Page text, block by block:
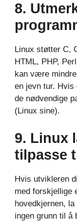
8.
Linux støtter C,
HTML, PHP,
kan være
en jevn tur. Hvis
de nødvendige
(Linux sine).
9. Linux
tilpasse
Hvis utvikleren
med forskjellige
hovedkjernen,
ingen grunn til å